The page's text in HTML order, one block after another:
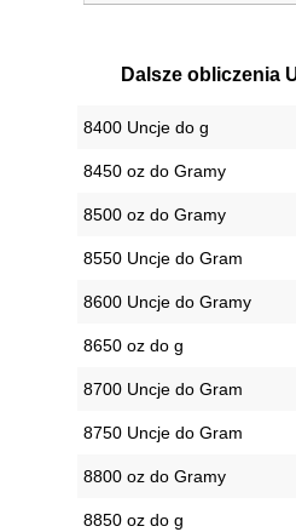
Dalsze obliczenia
8400 Uncje do g
8450 oz do Gramy
8500 oz do Gramy
8550 Uncje do Gram
8600 Uncje do Gramy
8650 oz do g
8700 Uncje do Gram
8750 Uncje do Gram
8800 oz do Gramy
8850 oz do g